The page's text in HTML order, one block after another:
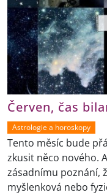
Červen, čas
Astrologie a horoskopy
Tento měsíc bude
zkusit něco nového.
zásadnímu poznání,
myšlenková nebo